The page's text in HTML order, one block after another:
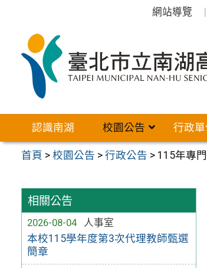
網站導覽
認識南湖 校園公告 行政單
首頁 >校園公告 >行政公告 > 115年專
相關公告
2026-08-04
人事室
本校115學年度第3次代理教師甄選
簡章